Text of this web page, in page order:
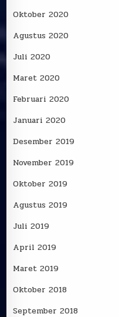
Oktober 2020
Agustus 2020
Juli 2020
Maret 2020
Februari 2020
Januari 2020
Desember 2019
November 2019
Oktober 2019
Agustus 2019
Juli 2019
April 2019
Maret 2019
Oktober 2018
September 2018